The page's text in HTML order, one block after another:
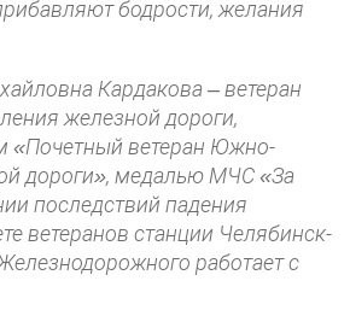
бодрости, желания
Кардакова – ветеран
железной дороги,
«Почетный ветеран Южно-
дороги», медалью МЧС «За
последствий падения
ветеранов станции Челябинск-
работает с